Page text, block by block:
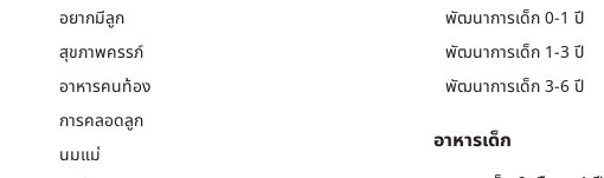
อยากมีลูก
สุขภาพครรภ์
อาหารคนท้อง
การคลอดลูก
นมแม่
พัฒนาการเด็ก 0-1 ปี
พัฒนาการเด็ก 1-3 ปี
พัฒนาการเด็ก 3-6 ปี
อาหารเด็ก